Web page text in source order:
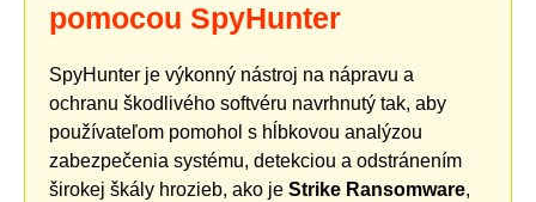
pomocou SpyHunter
SpyHunter je výkonný nástroj na nápravu a
ochranu škodlivého softvéru navrhnutý tak, aby
používateľom pomohol s hĺbkovou analýzou
zabezpečenia systému, detekciou a odstránením
širokej škály hrozieb, ako je Strike Ransomware,